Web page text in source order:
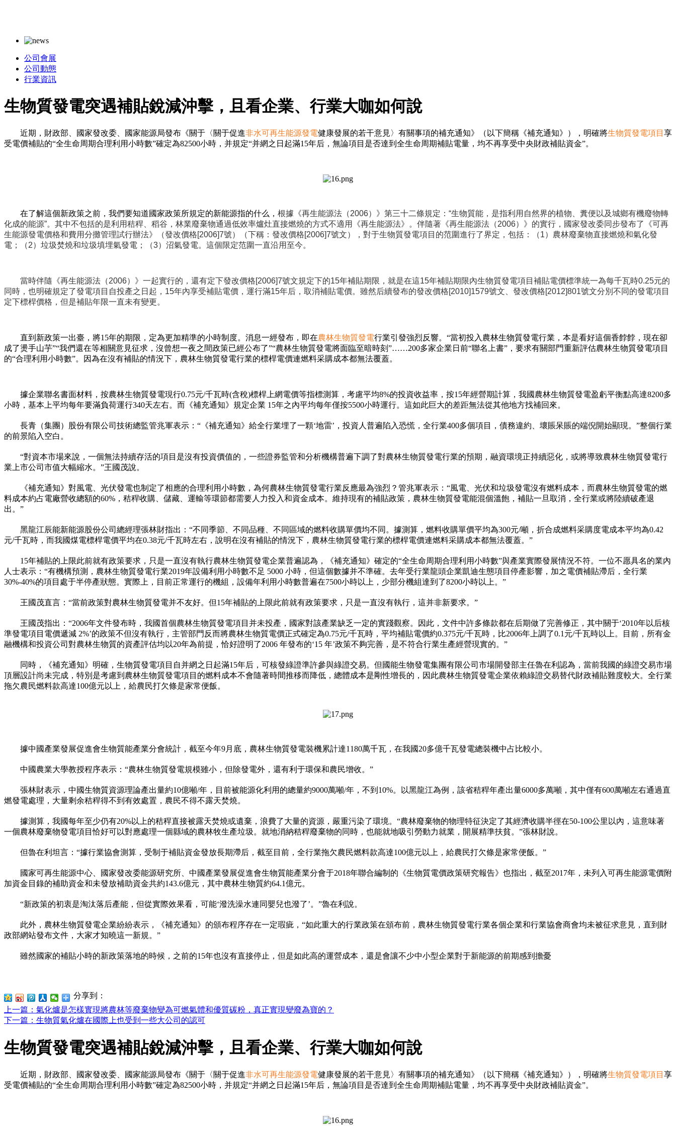
公司會展
公司動態
行業資訊
生物質發電突遇補貼銳減沖擊，且看企業、行業大咖如何說
近期，財政部、國家發改委、國家能源局發布《關于〈關于促進非水可再生能源發電健康發展的若干意見〉有關事項的補充通知》（以下簡稱《補充通知》），明確將生物質發電項目 享
受電價補貼的“全生命周期合理利用小時數”確定為82500小時，并規定“并網之日起滿15年后，無論項目是否達到全生命周期補貼電量，均不再享受中央財政補貼資金”。
在了解這個新政策之前，我們要知道國家政策所規定的新能源指的什么， 根據《再生能源法（2006）》第三十二條規定：“生物質能，是指利用自然界的植物、糞便以及城鄉有機廢物轉
化成的能源”。其中不包括的是利用秸稈、稻谷，林業廢棄物通過低效率爐灶直接燃燒的方式不適用《再生能源法》。 伴隨著《再生能源法（2006）》的實行，國家發改委同步發布了《可再
生能源發電價格和費用分攤管理試行辦法》（發改價格[2006]7號）（下稱：發改價格[2006]7號文），對于生物質發電項目的范圍進行了界定，包括：
（1）農林廢棄物直接燃燒和氣化發
電；
（2）垃圾焚燒和垃圾填埋氣發電； （3）沼氣發電。這個限定范圍一直沿用至今。
當時伴隨 《再生能源法（2006）》一起實行的，還有定下發改價格[2006]7號文規定下的15年補貼期限，就是在這15年補貼期限內生物質發電項目補貼電價標準統一為每千瓦時0.25元的
同時，也明確規定了發電項目自投產之日起，15年內享受補貼電價，運行滿15年后，取消補貼電價。雖然后續發布的發改價格[2010]1579號文、發改價格[2012]801號文分別不同的發電項目
定下標桿價格，但是補貼年限一直未有變更。
直到新政策一出臺，將15年的期限，定為更加精準的小時制度。消息一經發布，即在農林生物質發電行業引發強烈反響。“當初投入農林生物質發電行業，本是看好這個香餑餑，現在卻
成了燙手山芋”“我們還在等相關意見征求，沒曾想一夜之間政策已經公布了”“農林生物質發電將面臨至暗時刻”……200多家企業日前“聯名上書”，要求有關部門重新評估農林生物質發電項目
的“合理利用小時數”。
因為在沒有補貼的情況下，農林生物質發電行業的標桿電價連燃料采購成本都無法覆蓋。
據企業聯名書面材料，按農林生物質發電現行0.75元/千瓦時(含稅)標桿上網電價等指標測算，考慮平均8%的投資收益率，按15年經營期計算，我國農林生物質發電盈虧平衡點高達8200多
小時，基本上平均每年要滿負荷運行340天左右。而《補充通知》規定企業 15年之內平均每年僅按5500小時運行。這如此巨大的差距無法從其他地方找補回來。
長青（集團）股份有限公司技術總監管兆軍表示：“《補充通知》給全行業埋了一顆‘地雷’，投資人普遍陷入恐慌，全行業400多個項目，債務違約、壞賬呆賬的端倪開始顯現。”整個行業
的前景陷入空白。
“對資本市場來說，一個無法持續存活的項目是沒有投資價值的，一些證券監管和分析機構普遍下調了對農林生物質發電行業的預期，融資環境正持續惡化，或將導致農林生物質發電行
業上市公司市值大幅縮水。”王國茂說。
《補充通知》對風電、光伏發電也制定了相應的合理利用小時數，為何農林生物質發電行業反應最為強烈？管兆軍表示：“風電、光伏和垃圾發電沒有燃料成本，而農林生物質發電的燃
料成本約占電廠營收總額的60%，秸稈收購、儲藏、運輸等環節都需要人力投入和資金成本。維持現有的補貼政策，農林生物質發電能混個溫飽，補貼一旦取消，全行業或將陸續破產退
出。”
黑龍江辰能新能源股份公司總經理張林財指出：“不同季節、不同品種、不同區域的燃料收購單價均不同。據測算，燃料收購單價平均為300元/噸，折合成燃料采購度電成本平均為0.42
元/千瓦時，而我國煤電標桿電價平均在0.38元/千瓦時左右，說明在沒有補貼的情況下，農林生物質發電行業的標桿電價連燃料采購成本都無法覆蓋。”
15年補貼的上限此前就有政策要求，只是一直沒有執行農林生物質發電企業普遍認為，《補充通知》確定的“全生命周期合理利用小時數”與產業實際發展情況不符。一位不愿具名的業內
人士表示：“有機構預測，農林生物質發電行業2019年設備利用小時數不足 5000 小時，但這個數據并不準確。去年受行業龍頭企業凱迪生態項目停產影響，加之電價補貼滯后，全行業
30%-40%的項目處于半停產狀態。實際上，目前正常運行的機組，設備年利用小時數普遍在7500小時以上，少部分機組達到了8200小時以上。”
王國茂直言：“當前政策對農林生物質發電并不友好。但15年補貼的上限此前就有政策要求，只是一直沒有執行，這并非新要求。”
王國茂指出：“2006年文件發布時，我國首個農林生物質發電項目并未投產，國家對該產業缺乏一定的實踐觀察。因此，文件中許多條款都在后期做了完善修正，其中關于‘2010年以后核
準發電項目電價遞減 2%’的政策不但沒有執行，主管部門反而將農林生物質電價正式確定為0.75元/千瓦時，平均補貼電價約0.375元/千瓦時，比2006年上調了0.1元/千瓦時以上。目前，所有金
融機構和投資公司對農林生物質的資產評估均以20年為前提，恰好證明了2006 年發布的‘15 年’政策不夠完善，是不符合行業生產經營現實的。”
同時，《補充通知》明確，生物質發電項目自并網之日起滿15年后，可核發綠證準許參與綠證交易。但國能生物發電集團有限公司市場開發部主任魯在利認為，當前我國的綠證交易市場
頂層設計尚未完成，特別是考慮到農林生物質發電項目的燃料成本不會隨著時間推移而降低，總體成本是剛性增長的，因此農林生物質發電企業依賴綠證交易替代財政補貼難度較大。全行業
拖欠農民燃料款高達100億元以上，給農民打欠條是家常便飯。
據中國產業發展促進會生物質能產業分會統計，截至今年9月底，農林生物質發電裝機累計達1180萬千瓦，在我國20多億千瓦發電總裝機中占比較小。
中國農業大學教授程序表示：“農林生物質發電規模雖小，但除發電外，還有利于環保和農民增收。”
張林財表示，中國生物質資源理論產出量約10億噸/年，目前被能源化利用的總量約9000萬噸/年，不到10%。以黑龍江為例，該省秸稈年產出量6000多萬噸，其中僅有600萬噸左右通過直
燃發電處理，大量剩余秸稈得不到有效處置，農民不得不露天焚燒。
據測算，我國每年至少仍有20%以上的秸稈直接被露天焚燒或遺棄，浪費了大量的資源，嚴重污染了環境。“農林廢棄物的物理特征決定了其經濟收購半徑在50-100公里以內，這意味著
一個農林廢棄物發電項目恰好可以對應處理一個縣域的農林牧生產垃圾。就地消納秸稈廢棄物的同時，也能就地吸引勞動力就業，開展精準扶貧。”張林財說。
但魯在利坦言：“據行業協會測算，受制于補貼資金發放長期滯后，截至目前，全行業拖欠農民燃料款高達100億元以上，給農民打欠條是家常便飯。”
國家可再生能源中心、國家發改委能源研究所、中國產業發展促進會生物質能產業分會于2018年聯合編制的《生物質電價政策研究報告》也指出，截至2017年，未列入可再生能源電價附
加資金目錄的補助資金和未發放補助資金共約143.6億元，其中農林生物質約64.1億元。
“新政策的初衷是淘汰落后產能，但從實際效果看，可能‘潑洗澡水連同嬰兒也潑了’。”魯在利說。
此外，農林生物質發電企業紛紛表示，《補充通知》的頒布程序存在一定瑕疵，“如此重大的行業政策在頒布前，農林生物質發電行業各個企業和行業協會商會均未被征求意見，直到財
政部網站發布文件，大家才知曉這一新規。”
雖然國家的補貼小時的新政策落地的時候，之前的15年也沒有直接停止，但是如此高的運營成本，還是會讓不少中小型企業對于新能源的前期感到擔憂
分享到：
上一篇 ：氣化爐是怎樣實現將農林等廢棄物變為可燃氣體和優質碳粉，真正實現變廢為寶的？
下一篇 ：生物質氣化爐在國際上也受到一些大公司的認可
生物質發電突遇補貼銳減沖擊，且看企業、行業大咖如何說
近期，財政部、國家發改委、國家能源局發布《關于〈關于促進非水可再生能源發電健康發展的若干意見〉有關事項的補充通知》（以下簡稱《補充通知》），明確將生物質發電項目 享
受電價補貼的“全生命周期合理利用小時數”確定為82500小時，并規定“并網之日起滿15年后，無論項目是否達到全生命周期補貼電量，均不再享受中央財政補貼資金”。